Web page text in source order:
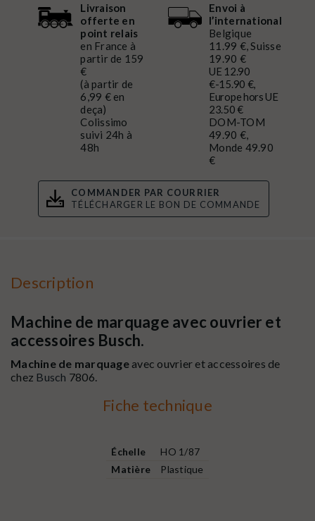
Livraison
offerte en
point relais
en France à
partir de 159
€
(à partir de
6,99 € en
deça)
Colissimo
suivi 24h à
48h
Envoi à
l’international
Belgique
11.99 €, Suisse
19.90 €
UE 12.90
€-15.90 €,
Europe hors UE
23.50 €
DOM-TOM
49.90 €,
Monde 49.90
€
COMMANDER PAR COURRIER
TÉLÉCHARGER LE BON DE COMMANDE
Description
Machine de marquage avec ouvrier et
accessoires Busch.
Machine de marquageavec ouvrier et accessoires de
chez Busch 7806.
Fiche technique
Échelle
HO 1/87
Matière
Plastique